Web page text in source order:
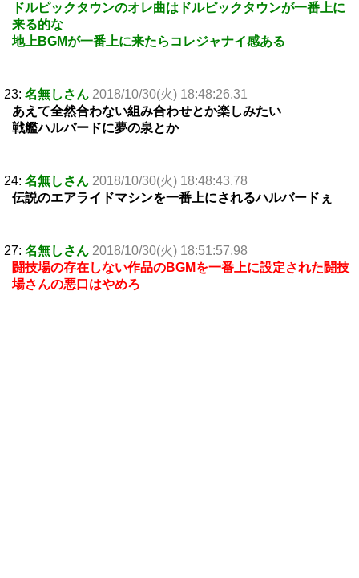
ドルピックタウンのオレ曲はドルピックタウンが一番上に
来る的な
地上BGMが一番上に来たらコレジャナイ感ある
23: 名無しさん 2018/10/30(火) 18:48:26.31
あえて全然合わない組み合わせとか楽しみたい
戦艦ハルバードに夢の泉とか
24: 名無しさん 2018/10/30(火) 18:48:43.78
伝説のエアライドマシンを一番上にされるハルバードぇ
27: 名無しさん 2018/10/30(火) 18:51:57.98
闘技場の存在しない作品のBGMを一番上に設定された闘技
場さんの悪口はやめろ